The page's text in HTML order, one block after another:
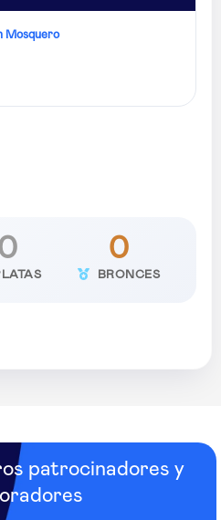
Mosquero
0
BRONCES
patrocinadores y